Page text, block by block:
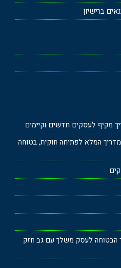
ברישיון
מקיף לעסקים חדשים וקיימים
המלא לפתיחה חוקית, בטוחה
הבטוחה לעסק משלך עם גב חזק